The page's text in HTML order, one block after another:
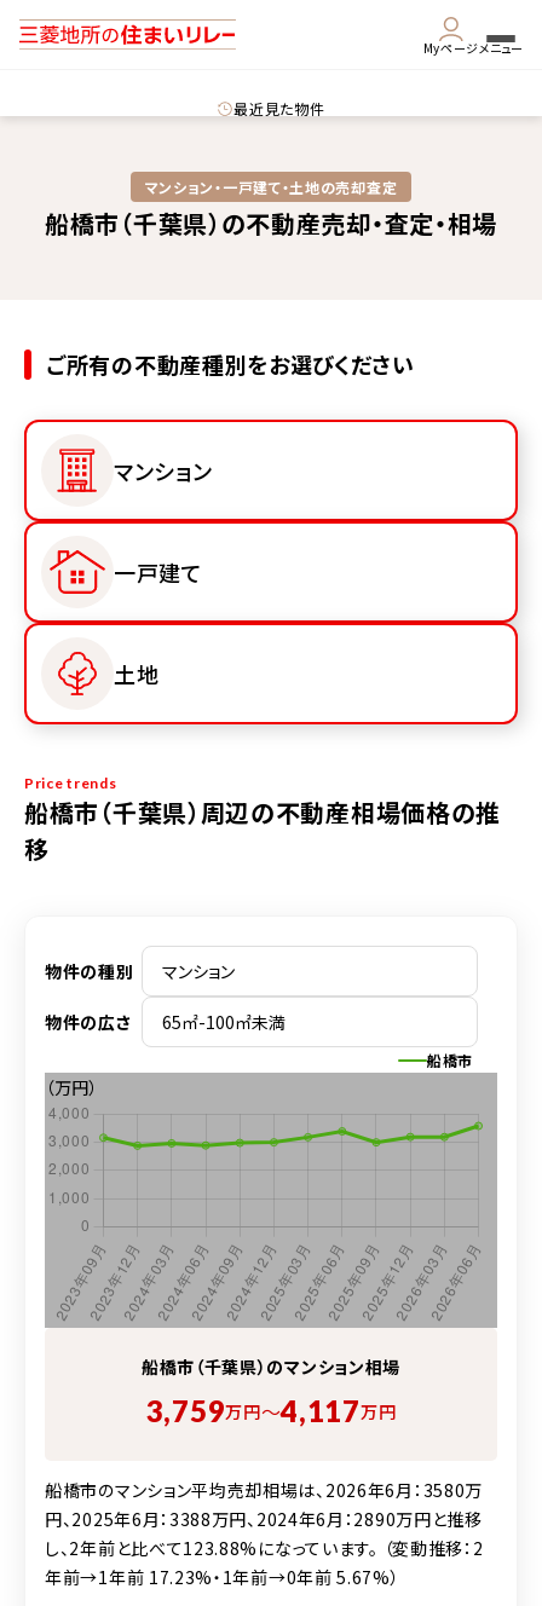
Myページメニュー
最近見た物件
マンション・一戸建て・土地の売却査定
船橋市（千葉県）の不動産売却・査定・相場
ご所有の不動産種別をお選びください
マンション
一戸建て
土地
Price trends
船橋市（千葉県）周辺の不動産相場価格の推
移
物件の種別
物件の広さ
船橋市
船橋市（千葉県）のマンション相場
3,759万円〜4,117万円
船橋市のマンション平均売却相場は、2026年6月：3580万
円、2025年6月：3388万円、2024年6月：2890万円と推移
し、2年前と比べて123.88%になっています。 （変動推移：2
年前→1年前 17.23%・1年前→0年前 5.67%）
（万円）